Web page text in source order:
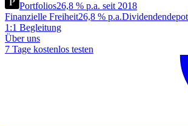
Portfolios26,8 % p.a. seit 2018
Finanzielle Freiheit26,8 % p.a.Dividendendepot
1:1 Begleitung
Über uns
7 Tage kostenlos testen